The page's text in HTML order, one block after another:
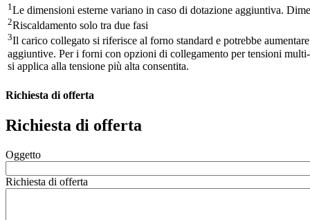
1 Le dimensioni esterne variano in caso di dotazione aggiuntiva.
2Riscaldamento solo tra due fasi
3Il carico collegato si riferisce al forno standard e potrebbe
aggiuntive. Per i forni con opzioni di collegamento per tensioni
si applica alla tensione più alta consentita.
Richiesta di offerta
Richiesta di offerta
Oggetto
Richiesta di offerta